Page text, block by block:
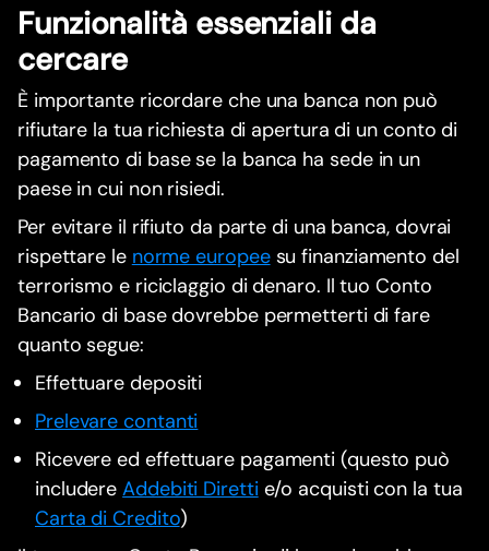
Funzionalità essenziali da
cercare
È importante ricordare che una banca non può
rifiutare la tua richiesta di apertura di un conto di
pagamento di base se la banca ha sede in un
paese in cui non risiedi.
Per evitare il rifiuto da parte di una banca, dovrai
rispettare le norme europeesu finanziamento del
terrorismo e riciclaggio di denaro. Il tuo Conto
Bancario di base dovrebbe permetterti di fare
quanto segue:
Effettuare depositi
Prelevare contanti
Ricevere ed effettuare pagamenti (questo può
includereAddebiti Diretti e/o acquisti con la tua
Carta di Credito)